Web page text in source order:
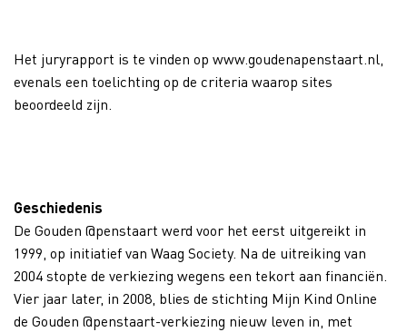
Het juryrapport is te vinden op www.goudenapenstaart.nl,
evenals een toelichting op de criteria waarop sites
beoordeeld zijn.
Geschiedenis
De Gouden @penstaart werd voor het eerst uitgereikt in
1999, op initiatief van Waag Society. Na de uitreiking van
2004 stopte de verkiezing wegens een tekort aan financiën.
Vier jaar later, in 2008, blies de stichting Mijn Kind Online
de Gouden @penstaart-verkiezing nieuw leven in, met